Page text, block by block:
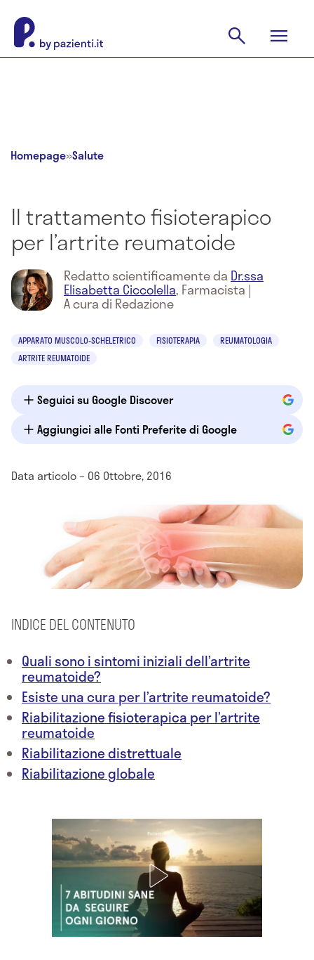
Homepage»Salute
Il trattamento fisioterapico
per l’artrite reumatoide
Redatto scientificamente da Dr.ssa
Elisabetta Ciccolella, Farmacista |
A cura di Redazione
APPARATO MUSCOLO-SCHELETRICO FISIOTERAPIA
REUMATOLOGIA
ARTRITE REUMATOIDE
Seguici su Google Discover
Aggiungici alle Fonti Preferite di Google
Data articolo – 06 Ottobre, 2016
INDICE DEL CONTENUTO
Quali sono i sintomi iniziali dell’artrite
reumatoide?
Esiste una cura per l’artrite reumatoide?
Riabilitazione fisioterapica per l’artrite
reumatoide
Riabilitazione distrettuale
Riabilitazione globale